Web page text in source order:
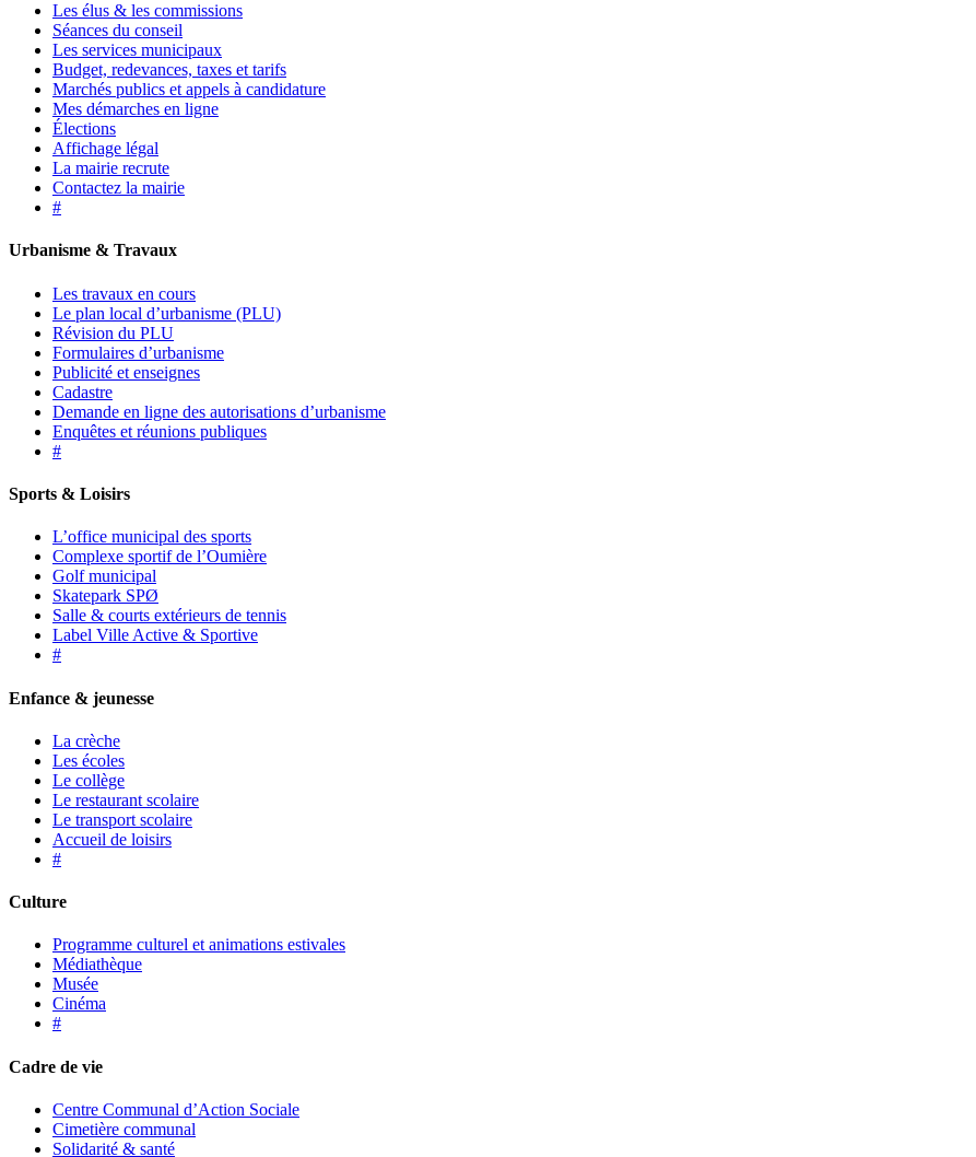
Les élus & les commissions
Séances du conseil
Les services municipaux
Budget, redevances, taxes et tarifs
Marchés publics et appels à candidature
Mes démarches en ligne
Élections
Affichage légal
La mairie recrute
Contactez la mairie
#
Urbanisme & Travaux
Les travaux en cours
Le plan local d’urbanisme (PLU)
Révision du PLU
Formulaires d’urbanisme
Publicité et enseignes
Cadastre
Demande en ligne des autorisations d’urbanisme
Enquêtes et réunions publiques
#
Sports & Loisirs
L’office municipal des sports
Complexe sportif de l’Oumière
Golf municipal
Skatepark SPØ
Salle & courts extérieurs de tennis
Label Ville Active & Sportive
#
Enfance & jeunesse
La crèche
Les écoles
Le collège
Le restaurant scolaire
Le transport scolaire
Accueil de loisirs
#
Culture
Programme culturel et animations estivales
Médiathèque
Musée
Cinéma
#
Cadre de vie
Centre Communal d’Action Sociale
Cimetière communal
Solidarité & santé